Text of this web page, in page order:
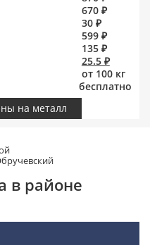
670 ₽
30 ₽
599 ₽
135 ₽
25.5 ₽
от 100 кг
бесплатно
на металл
в районе